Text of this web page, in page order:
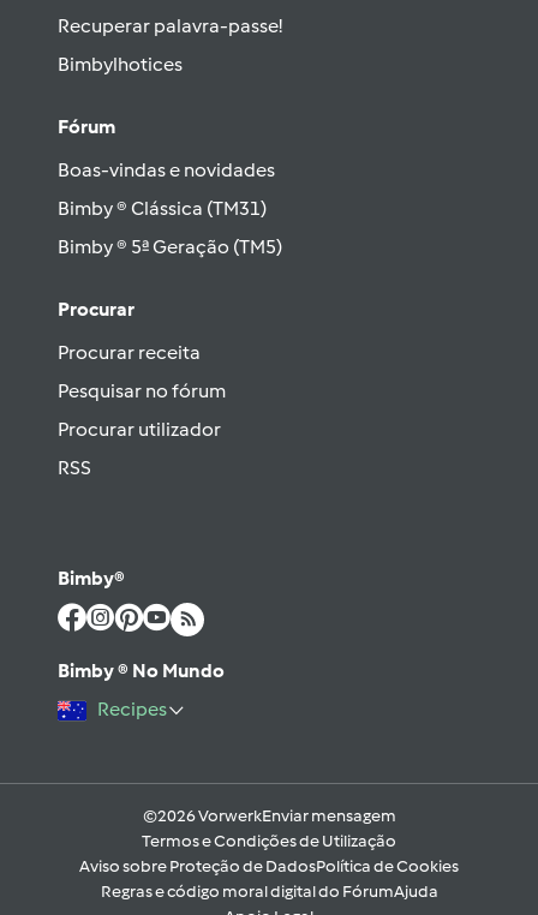
Recuperar palavra-passe!
Bimbylhotices
Fórum
Boas-vindas e novidades
Bimby ® Clássica (TM31)
Bimby ® 5ª Geração (TM5)
Procurar
Procurar receita
Pesquisar no fórum
Procurar utilizador
RSS
Bimby®
Bimby ® No Mundo
Recipes
©2026 VorwerkEnviar mensagem
Termos e Condições de Utilização
Aviso sobre Proteção de DadosPolítica de Cookies
Regras e código moral digital do FórumAjuda